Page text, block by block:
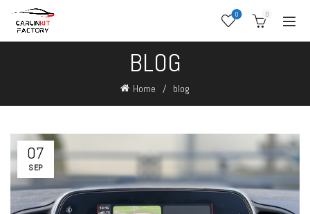
0 0
BLOG
Home blog
07
SEP